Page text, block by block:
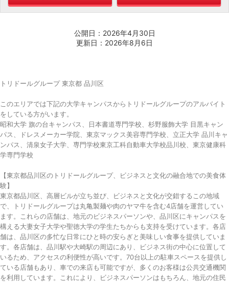
公開日：2026年4月30日
更新日：2026年8月6日
トリドールグループ 東京都 品川区
このエリアでは下記の大学キャンパスからトリドールグループのアルバイト
をしている方がいます。
昭和大学 旗の台キャンパス、日本書道専門学校、杉野服飾大学 目黒キャン
パス、ドレスメーカー学院、東京マックス美容専門学校、立正大学 品川キャ
ンパス、清泉女子大学、専門学校東京工科自動車大学校品川校、東京健康科
学専門学校
【東京都品川区のトリドールグループ、ビジネスと文化の融合地での美食体
験】
東京都品川区、高層ビルが立ち並び、ビジネスと文化が交錯するこの地域
で、トリドールグループは丸亀製麺や肉のヤマ牛を含む4店舗を運営してい
ます。これらの店舗は、地元のビジネスパーソンや、品川区にキャンパスを
構える大妻女子大学や聖徳大学の学生たちからも支持を受けています。各店
舗は、品川区の多忙な日常にひと時の安らぎと美味しい食事を提供していま
す。各店舗は、品川駅や大崎駅の周辺にあり、ビジネス街の中心に位置して
いるため、アクセスの利便性が高いです。70台以上の駐車スペースを提供し
ている店舗もあり、車での来店も可能ですが、多くのお客様は公共交通機関
を利用しています。これにより、ビジネスパーソンはもちろん、地元の住民